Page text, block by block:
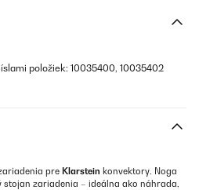
položiek: 10035400, 10035402
pre Klarstein konvektory. Noga
stojan zariadenia – ideálna ako náhrada,